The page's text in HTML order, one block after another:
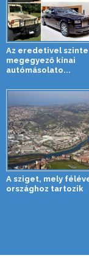
Az eredetivel
megegyező kínai
autómásolato...
A sziget, mely
országhoz tartozik